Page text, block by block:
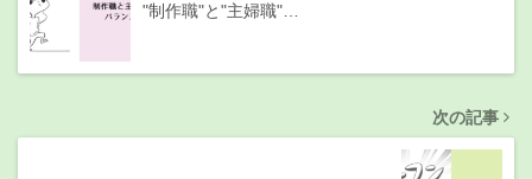
"制作職"と"主婦職"…
次の記事